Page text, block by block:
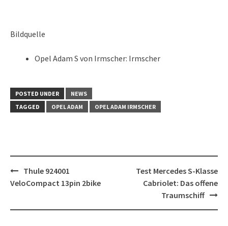
Bildquelle
Opel Adam S von Irmscher: Irmscher
POSTED UNDER
NEWS
TAGGED
OPEL ADAM OPEL ADAM IRMSCHER
Post
navigation
Thule 924001
VeloCompact 13pin 2bike
Test Mercedes S-Klasse
Cabriolet: Das offene
Traumschiff